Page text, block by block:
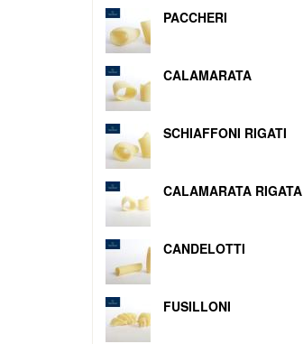
PACCHERI
CALAMARATA
SCHIAFFONI RIGATI
CALAMARATA RIGATA
CANDELOTTI
FUSILLONI